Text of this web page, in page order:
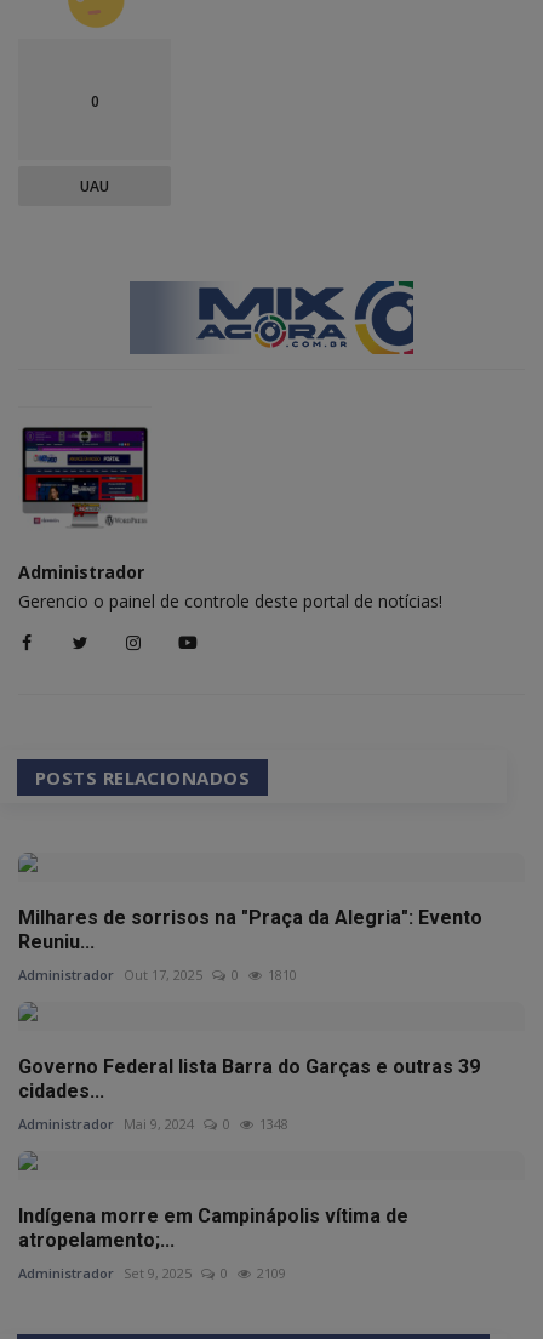
0
UAU
Administrador
Gerencio o painel de controle deste portal de notícias!
POSTS RELACIONADOS
Milhares de sorrisos na "Praça da Alegria": Evento
Reuniu...
Administrador Out 17, 2025 0 1810
Governo Federal lista Barra do Garças e outras 39
cidades...
Administrador Mai 9, 2024 0 1348
Indígena morre em Campinápolis vítima de
atropelamento;...
Administrador Set 9, 2025 0 2109